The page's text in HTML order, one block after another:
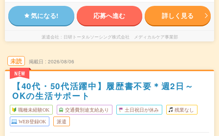
気になる! 応募へ進む 詳しく見る
派遣会社 日研トータルソーシング株式会社 メディカルケア事業部
未読
NEW
掲載日 2026/08/06
【40代・50代活躍中】履歴書不要＊週2日～
OKの生活サポート
職種未経験OK 交通費別途支給あり 土日祝日が休み 残業なし
WEB登録OK 派遣